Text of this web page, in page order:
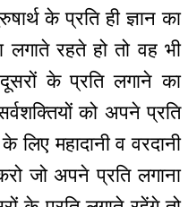
के प्रति ही ज्ञान का
रहते हो तो वह भी
के प्रति लगाने का
को अपने प्रति
लिए महादानी व वरदानी
जो अपने प्रति लगाना